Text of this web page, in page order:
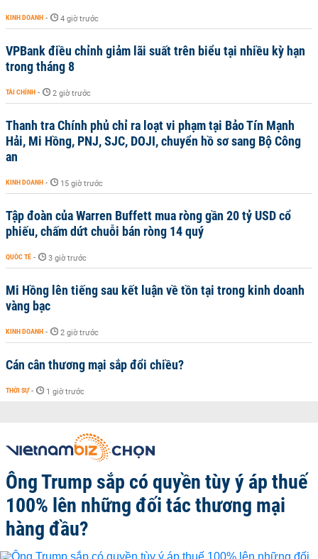
KINH DOANH - 4 giờ trước
VPBank điều chỉnh giảm lãi suất trên biểu tại nhiều kỳ hạn
trong tháng 8
TÀI CHÍNH - 2 giờ trước
Thanh tra Chính phủ chỉ ra loạt vi phạm tại Bảo Tín Mạnh
Hải, Mi Hồng, PNJ, SJC, DOJI, chuyển hồ sơ sang Bộ Công
an
KINH DOANH - 15 giờ trước
Tập đoàn của Warren Buffett mua ròng gần 20 tỷ USD cổ
phiếu, chấm dứt chuỗi bán ròng 14 quý
QUỐC TẾ - 3 giờ trước
Mi Hồng lên tiếng sau kết luận về tồn tại trong kinh doanh
vàng bạc
KINH DOANH - 2 giờ trước
Cán cân thương mại sắp đổi chiều?
THỜI SỰ - 1 giờ trước
Ông Trump sắp có quyền tùy ý áp thuế
100% lên những đối tác thương mại
hàng đầu?